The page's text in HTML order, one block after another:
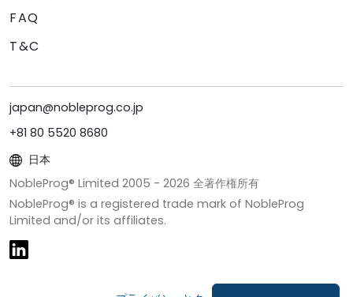
FAQ
T&C
japan@nobleprog.co.jp
+81 80 5520 8680
日本
NobleProg® Limited 2005 - 2026 全著作権所有
NobleProg® is a registered trade mark of NobleProg
Limited and/or its affiliates.